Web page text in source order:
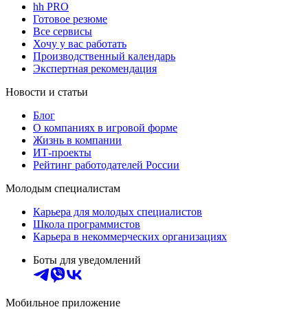
hh PRO
Готовое резюме
Все сервисы
Хочу у вас работать
Производственный календарь
Экспертная рекомендация
Новости и статьи
Блог
О компаниях в игровой форме
Жизнь в компании
ИТ-проекты
Рейтинг работодателей России
Молодым специалистам
Карьера для молодых специалистов
Школа программистов
Карьера в некоммерческих организациях
Боты для уведомлений
Мобильное приложение